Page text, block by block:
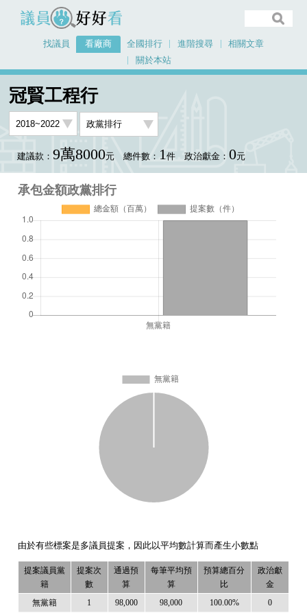
議員好好看
找議員 看廠商 全國排行 進階搜尋
相關文章
關於本站
冠賢工程行
建議款： 9萬8000元 總件數： 1件 政治獻金： 0元
承包金額政黨排行
由於有些標案是多議員提案，因此以平均數計算而產生小數點
提案議員黨
籍
提案次
數
通過預
算
每筆平均預
算
預算總百分
比
政治獻
金
無黨籍 1 98,000 98,000 100.00% 0